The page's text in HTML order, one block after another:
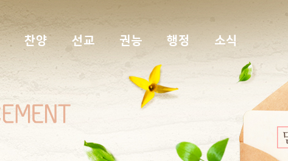
찬양 선교 권능 행정 소식